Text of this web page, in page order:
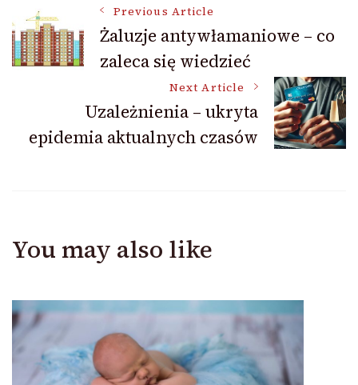
Post
Navigation
Previous Article
Żaluzje antywłamaniowe – co
zaleca się wiedzieć
Next Article
Uzależnienia – ukryta
epidemia aktualnych czasów
You may also like